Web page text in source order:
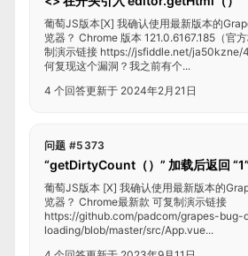
葡萄JS版本[X] 我确认使用最新版本的
览器？ Chrome 版本 121.0.6167.185（官
制演示链接 https://jsfiddle.net/ja50kzne/
何复现这个漏洞？我之前有个...
4 个回答更新于 2024年2月21日
问题 #5373
“getDirtyCount（）” 加载后返回 “1”
葡萄JS版本 [X] 我确认使用最新版本的
览器？ Chrome最新款 可复制演示链接
https://github.com/padcom/grapes-
loading/blob/master/src/App.vue...